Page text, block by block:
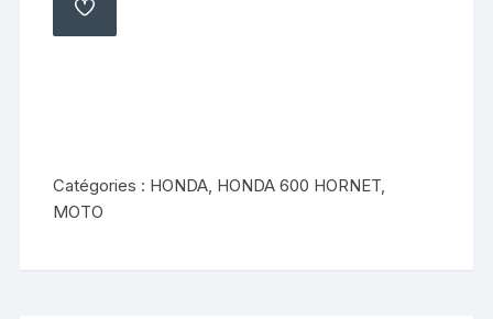
pignon
sortie
1998
2002
AJOUTER
Catégories : HONDA HONDA 600 HORNET
MOTO